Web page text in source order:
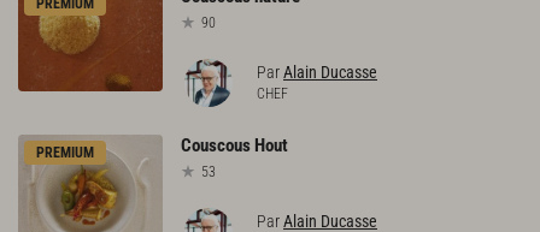
PREMIUM
90
ParAlain Ducasse
CHEF
PREMIUM Couscous Hout
53
ParAlain Ducasse